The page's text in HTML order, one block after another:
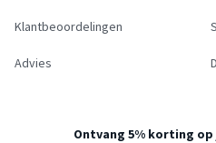
Klantbeoordelingen
Advies
Ontvang 5% korting